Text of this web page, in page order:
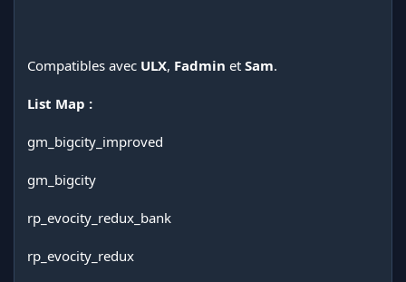
Compatibles avec ULX, Fadmin et Sam.
List Map :
gm_bigcity_improved
gm_bigcity
rp_evocity_redux_bank
rp_evocity_redux